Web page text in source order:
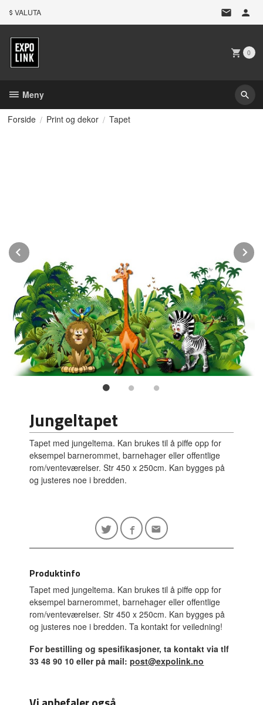
VALUTA
0
Meny
Forside Print og dekor Tapet
Prev
Jungeltapet
Tapet med jungeltema. Kan brukes til å piffe opp for
eksempel barnerommet, barnehager eller offentlige
rom/venteværelser. Str 450 x 250cm. Kan bygges på
og justeres noe i bredden.
Produktinfo
Tapet med jungeltema. Kan brukes til å piffe opp for
eksempel barnerommet, barnehager eller offentlige
rom/venteværelser. Str 450 x 250cm. Kan bygges på
og justeres noe i bredden. Ta kontakt for veiledning!
For bestilling og spesifikasjoner, ta kontakt via tlf
33 48 90 10 eller på mail:post@expolink.no